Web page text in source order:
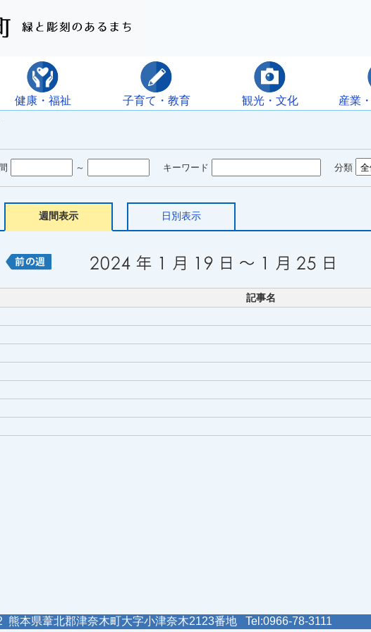
健康・福祉 子育て・教育 観光・文化 産業
～ キーワード 分類
週間表示 日別表示
記事名
本県葦北郡津奈木町大字小津奈木2123番地 Tel:0966-78-3111